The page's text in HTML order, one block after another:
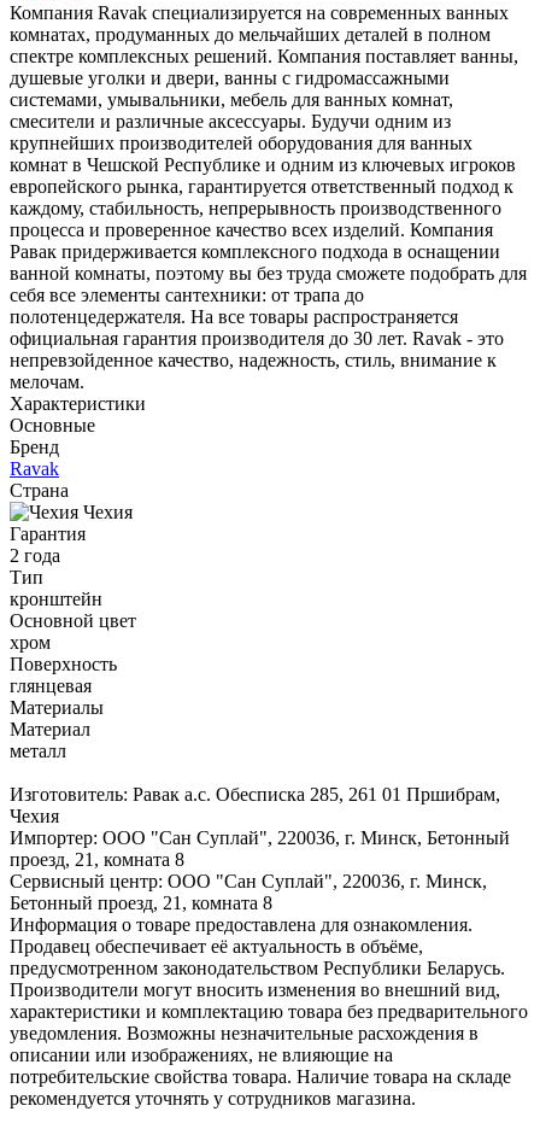
Компания Ravak специализируется на современных ванных
комнатах, продуманных до мельчайших деталей в полном
спектре комплексных решений. Компания поставляет ванны,
душевые уголки и двери, ванны с гидромассажными
системами, умывальники, мебель для ванных комнат,
смесители и различные аксессуары. Будучи одним из
крупнейших производителей оборудования для ванных
комнат в Чешской Республике и одним из ключевых игроков
европейского рынка, гарантируется ответственный подход к
каждому, стабильность, непрерывность производственного
процесса и проверенное качество всех изделий. Компания
Равак придерживается комплексного подхода в оснащении
ванной комнаты, поэтому вы без труда сможете подобрать для
себя все элементы сантехники: от трапа до
полотенцедержателя. На все товары распространяется
официальная гарантия производителя до 30 лет. Ravak - это
непревзойденное качество, надежность, стиль, внимание к
мелочам.
Характеристики
Основные
Бренд
Ravak
Страна
Чехия
Гарантия
2 года
Тип
кронштейн
Основной цвет
хром
Поверхность
глянцевая
Материалы
Материал
металл
Изготовитель: Равак а.с. Обесписка 285, 261 01 Пршибрам,
Чехия
Импортер: ООО "Сан Суплай", 220036, г. Минск, Бетонный
проезд, 21, комната 8
Сервисный центр: ООО "Сан Суплай", 220036, г. Минск,
Бетонный проезд, 21, комната 8
Информация о товаре предоставлена для ознакомления.
Продавец обеспечивает её актуальность в объёме,
предусмотренном законодательством Республики Беларусь.
Производители могут вносить изменения во внешний вид,
характеристики и комплектацию товара без предварительного
уведомления. Возможны незначительные расхождения в
описании или изображениях, не влияющие на
потребительские свойства товара. Наличие товара на складе
рекомендуется уточнять у сотрудников магазина.